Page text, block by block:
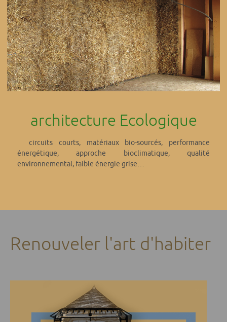
architecture Ecologique
circuits courts, matériaux bio-sourcés, performance
énergétique, approche bioclimatique, qualité
environnemental, faible énergie grise…
Renouveler l'art d'habiter